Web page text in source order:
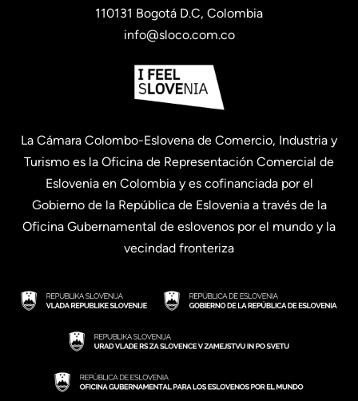
110131 Bogotá D.C, Colombia
info@sloco.com.co
La Cámara Colombo-Eslovena de Comercio, Industria y
Turismo es la Oficina de Representación Comercial de
Eslovenia en Colombia y es cofinanciada por el
Gobierno de la República de Eslovenia a través de la
Oficina Gubernamental de eslovenos por el mundo y la
vecindad fronteriza